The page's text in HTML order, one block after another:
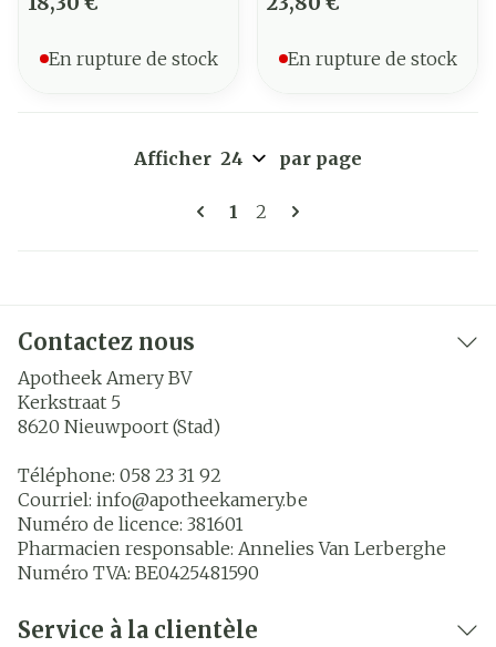
En rupture de stock En rupture de stock
Pages
Vous lisez actuellement la
1 Page
2
Afficher par page
Contactez nous
Apotheek Amery BV
Kerkstraat 5
8620 Nieuwpoort (Stad)
Téléphone: 058 23 31 92
Courriel: info@apotheekamery.be
Numéro de licence: 381601
Pharmacien responsable: Annelies Van Lerberghe
Numéro TVA: BE0425481590
Service à la clientèle